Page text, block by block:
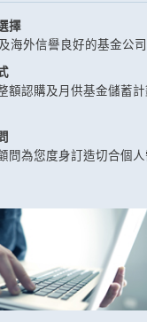
擇
海外信譽良好的基金公
額認購及月供基金儲蓄
問為您度身訂造切合個